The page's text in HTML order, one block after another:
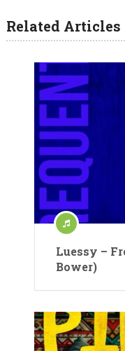
Related Articles
Luessy –
Bower)